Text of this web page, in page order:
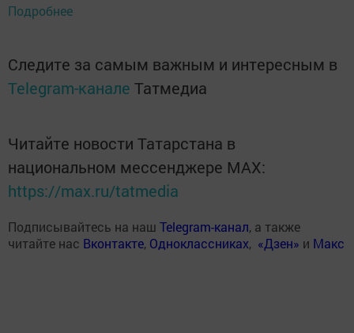
Подробнее
Следите за самым важным и интересным в
Telegram-канале Татмедиа
Читайте новости Татарстана в
национальном мессенджере MАХ:
https://max.ru/tatmedia
Подписывайтесь на наш Telegram-канал, а также
читайте нас Вконтакте, Одноклассниках, «Дзен» и Макс